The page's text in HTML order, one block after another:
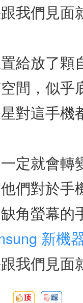
我們見面
給放了顆
間，似乎
對這手機
定就會轉
們對於手
角螢幕的
新機
我們見面
頂: 踩: